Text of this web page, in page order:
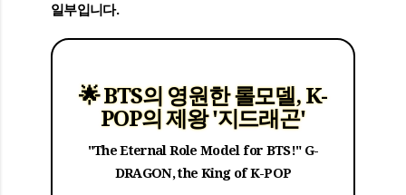
일부입니다.
🌟 BTS의 영원한 롤모델, K-
POP의 제왕 '지드래곤'
"The Eternal Role Model for BTS!" G-
DRAGON, the King of K-POP